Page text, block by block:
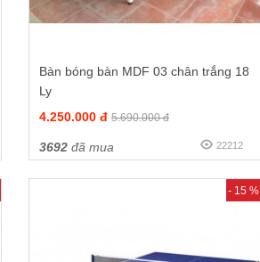
Bàn bóng bàn MDF 03 chân trắng 18
Ly
4.250.000 đ 5.690.000 đ
3692đã mua 22212
- 15 %